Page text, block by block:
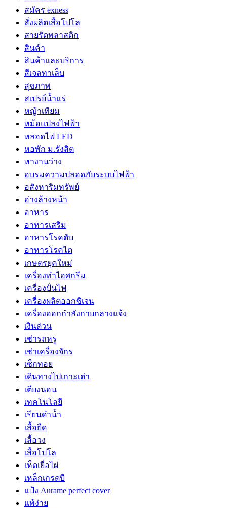
สมัคร exness
สั่งผลิตเสื้อโปโล
สายรัดพลาสติก
สินค้า
สินค้าและบริการ
สีเจลทาเล็บ
สุขภาพ
สเปรย์น้ำแร่
หญ้าเทียม
หม้อแปลงไฟฟ้า
หลอดไฟ LED
หอพัก ม.รังสิต
หางานว่าง
อบรมความปลอดภัยระบบไฟฟ้า
อสังหาริมทรัพย์
อ่างล้างหน้า
อาหาร
อาหารเสริม
อาหารโรคตับ
อาหารโรคไต
เกษตรยุคใหม่
เครื่องทำไอศกรีม
เครื่องปั่นไฟ
เครื่องผลิตออกซิเจน
เครื่องออกกำลังกายกลางแจ้ง
เงินด่วน
เช่ารถหรู
เช่าเครื่องจักร
เซ็กทอย
เดินทางไปเกาะเต่า
เตียงนอน
เทคโนโลยี
เรียนดำน้ำ
เสื้อยืด
เสื้อวง
เสื้อโปโล
เห็ดเยื่อไผ่
เหล็กเกรดบี
แป้ง Aurame perfect cover
แพ้ง่าย